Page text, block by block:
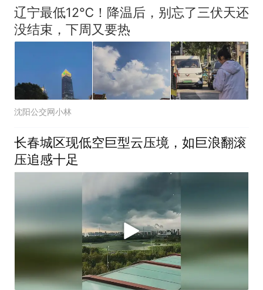
辽宁最低12℃！降温后，别忘了三伏天还
没结束，下周又要热
沈阳公交网小林
长春城区现低空巨型云压境，如巨浪翻滚
压追感十足